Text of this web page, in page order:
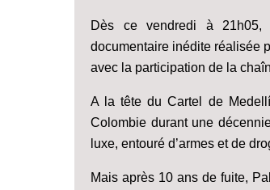
Dès ce vendredi à 21h05,
documentaire inédite réalisée
avec la participation de la
A la tête du Cartel de
Colombie durant une
luxe, entouré d’armes et de
Mais après 10 ans de fuite,